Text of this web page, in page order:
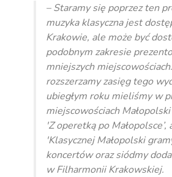
– Staramy się poprzez ten
muzyka klasyczna jest
Krakowie, ale może być
podobnym zakresie
mniejszych
rozszerzamy zasięg tego
ubiegłym roku mieliśmy w
miejscowościach
'Z operetką po
'Klasycznej Małopolski
koncertów oraz siódmy
w Filharmonii Krakowskiej.